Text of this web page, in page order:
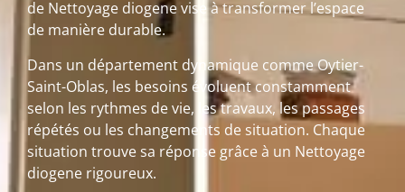
de Nettoyage diogene vise à transformer l’espace
de manière durable.
Dans un département dynamique comme Oytier-
Saint-Oblas, les besoins évoluent constamment
selon les rythmes de vie, les travaux, les passages
répétés ou les changements de situation. Chaque
situation trouve sa réponse grâce à un Nettoyage
diogene rigoureux.